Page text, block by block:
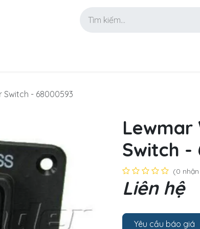
Switch - 68000593
Lewmar
Switch -
(0
Liên hệ
Yêu cầu báo giá